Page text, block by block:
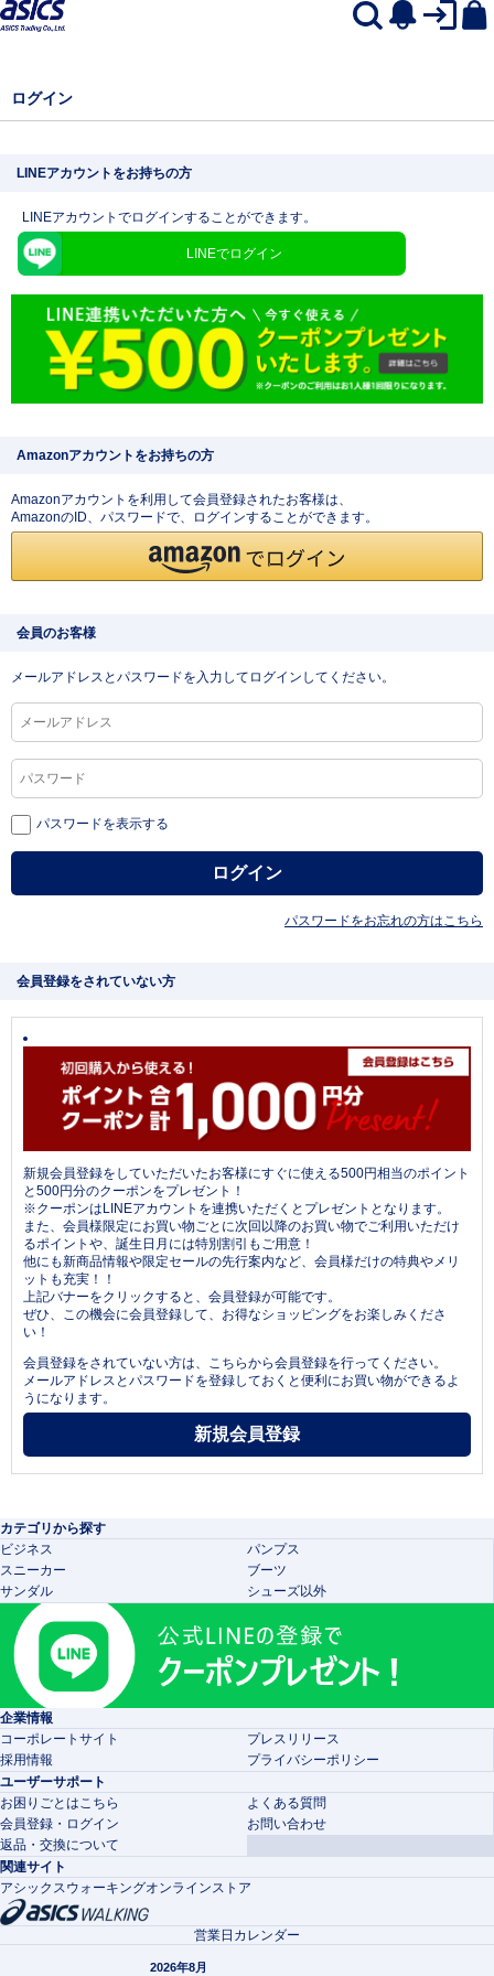
ログイン
LINEアカウントをお持ちの方
LINEアカウントでログインすることができます。
LINEでログイン
Amazonアカウントをお持ちの方
Amazonアカウントを利用して会員登録されたお客様は、
AmazonのID、パスワードで、ログインすることができます。
会員のお客様
メールアドレスとパスワードを入力してログインしてください。
パスワードを表示する
パスワードをお忘れの方はこちら
会員登録をされていない方
新規会員登録をしていただいたお客様にすぐに使える500円相当のポイント
と500円分のクーポンをプレゼント！
※クーポンはLINEアカウントを連携いただくとプレゼントとなります。
また、会員様限定にお買い物ごとに次回以降のお買い物でご利用いただけ
るポイントや、誕生日月には特別割引もご用意！
他にも新商品情報や限定セールの先行案内など、会員様だけの特典やメリ
ットも充実！！
上記バナーをクリックすると、会員登録が可能です。
ぜひ、この機会に会員登録して、お得なショッピングをお楽しみくださ
い！
会員登録をされていない方は、こちらから会員登録を行ってください。
メールアドレスとパスワードを登録しておくと便利にお買い物ができるよ
うになります。
カテゴリから探す
ビジネス
パンプス
スニーカー
ブーツ
サンダル
シューズ以外
企業情報
コーポレートサイト
プレスリリース
採用情報
プライバシーポリシー
ユーザーサポート
お困りごとはこちら
よくある質問
会員登録・ログイン
お問い合わせ
返品・交換について
関連サイト
アシックスウォーキングオンラインストア
営業日カレンダー
2026年8月